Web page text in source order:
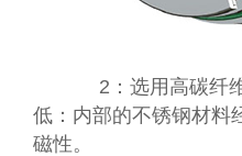
2 ：选用高碳纤
低：内部的不锈钢材料
磁性。